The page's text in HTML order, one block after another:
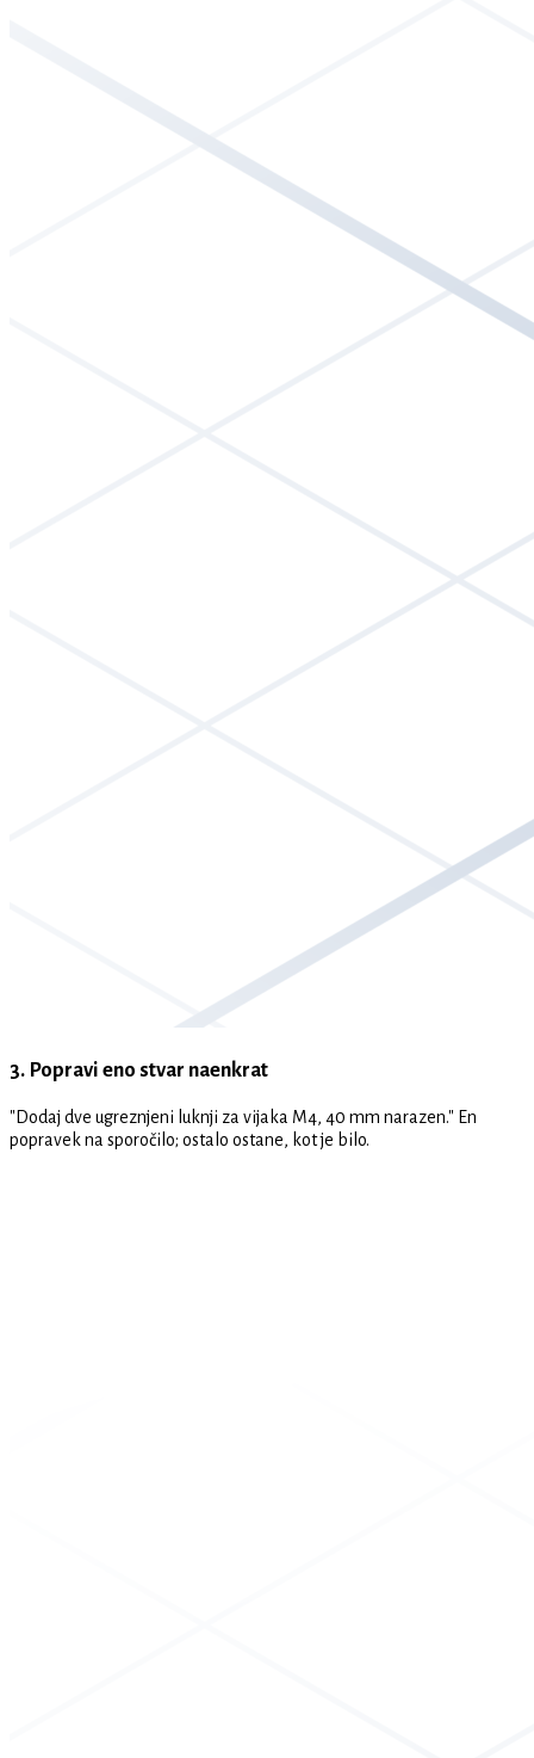
3. Popravi eno stvar naenkrat
"Dodaj dve ugreznjeni luknji za vijaka M4, 40 mm narazen." En
popravek na sporočilo; ostalo ostane, kot je bilo.